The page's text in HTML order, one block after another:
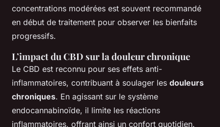
concentrations modérées est souvent recommandé
en début de traitement pour observer les bienfaits
progressifs.
L’impact du CBD sur la douleur chronique
Le CBD est reconnu pour ses effets anti-
inflammatoires, contribuant à soulager les douleurs
chroniques. En agissant sur le système
endocannabinoïde, il limite les réactions
inflammatoires, offrant ainsi un confort quotidien.